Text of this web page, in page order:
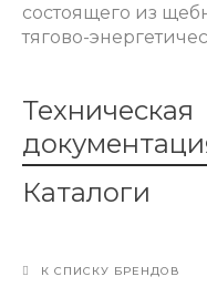
состоящего из
тягово-
Техническая
Каталоги
К СПИСКУ БРЕНДОВ